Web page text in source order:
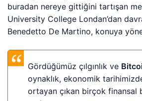
buradan nereye gittiğini tartışan
University College Londan’dan
Benedetto De Martino, konuya
Gördüğümüz çılgınlık ve
oynaklık, ekonomik
ortayan çıkan birçok finansal